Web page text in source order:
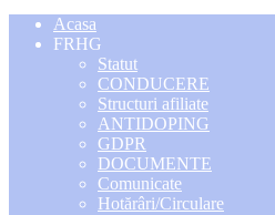
Acasa
FRHG
Statut
CONDUCERE
Structuri afiliate
ANTIDOPING
GDPR
DOCUMENTE
Comunicate
Hotărâri/Circulare